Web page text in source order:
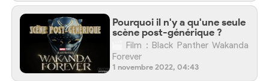
Pourquoi il n'y a qu'une seule
scène post-générique ?
Film : Black Panther Wakanda
Forever
1 novembre 2022, 04:43